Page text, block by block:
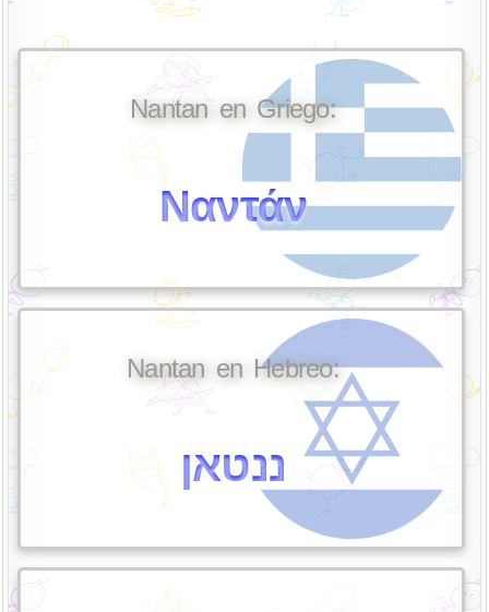
Nantan en Griego:
Ναντάν
Nantan en Hebreo:
ננטאן